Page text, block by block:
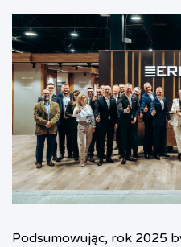
Podsumowując, rok 2025